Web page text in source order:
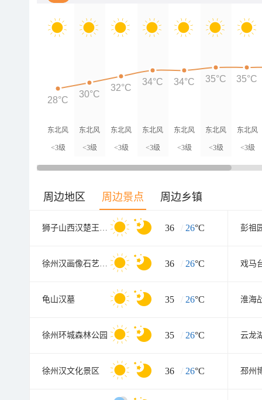
东北风
<3级
东北风
<3级
东北风
<3级
东北风
<3级
东北风
<3级
东北风
<3级
东北风
<3级
28°C
30°C
32°C
34°C 34°C 35°C 35°C
周边地区 周边景点 周边乡镇
狮子山西汉楚王墓(陪葬兵马俑坑 36 / 26°C 彭祖
徐州汉画像石艺术馆北馆 36 / 26°C 戏马
龟山汉墓 35 / 26°C
徐州环城森林公园 35 / 26°C 云龙
徐州汉文化景区 36 / 26°C 邳州